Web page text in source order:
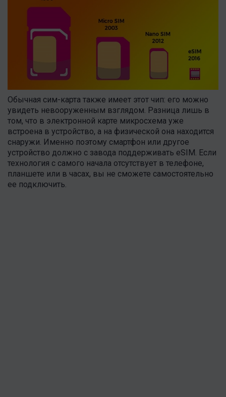
Обычная сим-карта также имеет этот чип: его можно
увидеть невооруженным взглядом. Разница лишь в
том, что в электронной карте микросхема уже
встроена в устройство, а на физической она находится
снаружи. Именно поэтому смартфон или другое
устройство должно с завода поддерживать eSIM. Если
технология с самого начала отсутствует в телефоне,
планшете или в часах, вы не сможете самостоятельно
ее подключить.